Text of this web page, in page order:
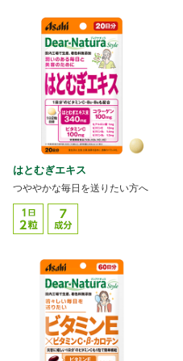
はとむぎエキス
つややかな毎日を送りたい方へ